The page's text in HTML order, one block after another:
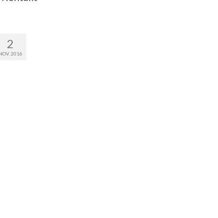
2
2016